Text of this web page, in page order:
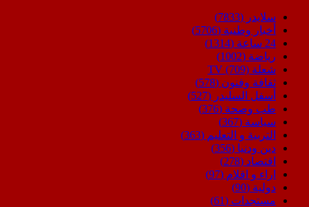
سلايدر (7833)
أخبار وطنية (5706)
24 ساعة
(1314)
رياضة (1002)
شعلة TV (709)
ثقافة وفنون (578)
أسفل السليدر (527)
طب وصحة (376)
سياسة (367)
التربية و التعليم (363)
دين ودنيا (356)
اقتصاد (278)
اراء و اقلام (97)
دولية (90)
مستجدات (61)